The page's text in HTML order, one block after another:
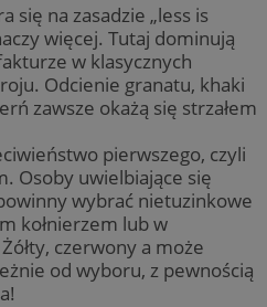
się na zasadzie „less is
więcej. Tutaj dominują
w klasycznych
Odcienie granatu, khaki
zawsze okażą się strzałem
pierwszego, czyli
Osoby uwielbiające się
wybrać nietuzinkowe
kołnierzem lub w
czerwony a może
od wyboru, z pewnością